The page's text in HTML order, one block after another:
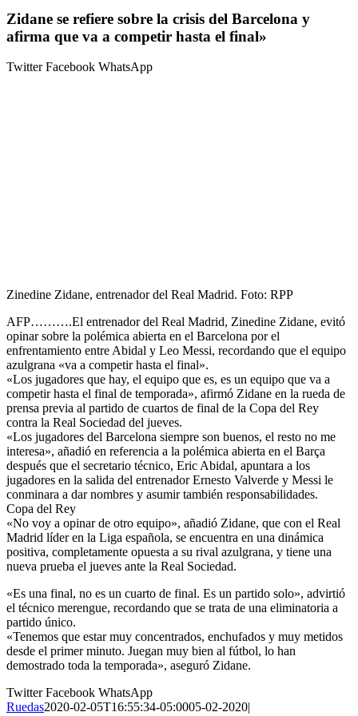
Zidane se refiere sobre la crisis del Barcelona y
afirma que va a competir hasta el final»
TwitterFacebook WhatsApp
Zinedine Zidane, entrenador del Real Madrid. Foto: RPP
AFP……….El entrenador del Real Madrid, Zinedine Zidane, evitó
opinar sobre la polémica abierta en el Barcelona por el
enfrentamiento entre Abidal y Leo Messi, recordando que el equipo
azulgrana «va a competir hasta el final».
«Los jugadores que hay, el equipo que es, es un equipo que va a
competir hasta el final de temporada», afirmó Zidane en la rueda de
prensa previa al partido de cuartos de final de la Copa del Rey
contra la Real Sociedad del jueves.
«Los jugadores del Barcelona siempre son buenos, el resto no me
interesa», añadió en referencia a la polémica abierta en el Barça
después que el secretario técnico, Eric Abidal, apuntara a los
jugadores en la salida del entrenador Ernesto Valverde y Messi le
conminara a dar nombres y asumir también responsabilidades.
Copa del Rey
«No voy a opinar de otro equipo», añadió Zidane, que con el Real
Madrid líder en la Liga española, se encuentra en una dinámica
positiva, completamente opuesta a su rival azulgrana, y tiene una
nueva prueba el jueves ante la Real Sociedad.
«Es una final, no es un cuarto de final. Es un partido solo», advirtió
el técnico merengue, recordando que se trata de una eliminatoria a
partido único.
«Tenemos que estar muy concentrados, enchufados y muy metidos
desde el primer minuto. Juegan muy bien al fútbol, lo han
demostrado toda la temporada», aseguró Zidane.
TwitterFacebook WhatsApp
Ruedas2020-02-05T16:55:34-05:0005-02-2020|